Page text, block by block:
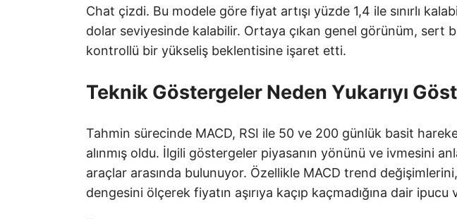
Chat çizdi. Bu modele göre fiyat artışı yüzde 1,4 ile sınırlı
dolar seviyesinde kalabilir. Ortaya çıkan genel görünüm, sert
kontrollü bir yükseliş beklentisine işaret etti.
Teknik Göstergeler Neden Yukarıyı
Tahmin sürecinde MACD, RSI ile 50 ve 200 günlük basit
alınmış oldu. İlgili göstergeler piyasanın yönünü ve ivmesini
araçlar arasında bulunuyor. Özellikle MACD trend değişimlerini,
dengesini ölçerek fiyatın aşırıya kaçıp kaçmadığına dair ipucu